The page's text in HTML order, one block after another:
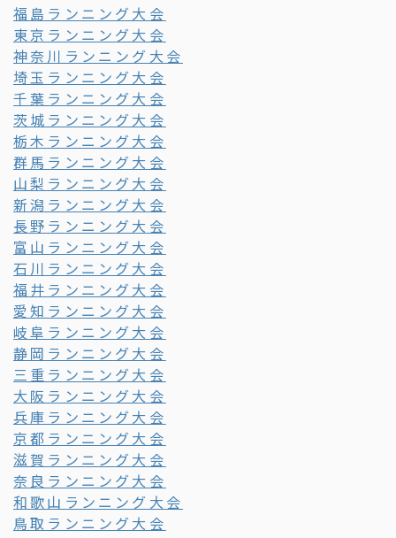
福島ランニング大会
東京ランニング大会
神奈川ランニング大会
埼玉ランニング大会
千葉ランニング大会
茨城ランニング大会
栃木ランニング大会
群馬ランニング大会
山梨ランニング大会
新潟ランニング大会
長野ランニング大会
富山ランニング大会
石川ランニング大会
福井ランニング大会
愛知ランニング大会
岐阜ランニング大会
静岡ランニング大会
三重ランニング大会
大阪ランニング大会
兵庫ランニング大会
京都ランニング大会
滋賀ランニング大会
奈良ランニング大会
和歌山ランニング大会
鳥取ランニング大会